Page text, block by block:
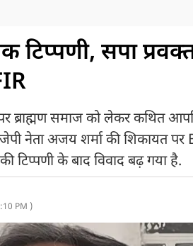
टिप्पणी, सपा
पर ब्राह्मण समाज को लेकर कथित
नेता अजय शर्मा की शिकायत पर
टिप्पणी के बाद विवाद बढ़ गया है.
PM )